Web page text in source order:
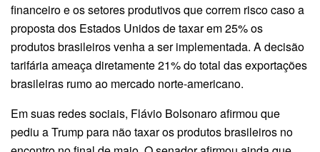
financeiro e os setores produtivos que correm risco caso a
proposta dos Estados Unidos de taxar em 25% os
produtos brasileiros venha a ser implementada. A decisão
tarifária ameaça diretamente 21% do total das exportações
brasileiras rumo ao mercado norte-americano.
Em suas redes sociais, Flávio Bolsonaro afirmou que
pediu a Trump para não taxar os produtos brasileiros no